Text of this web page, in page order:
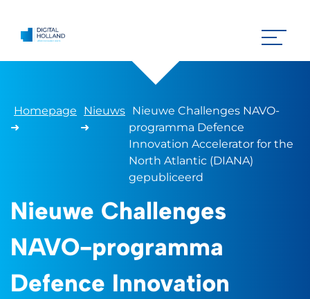
Homepage
➜
Nieuws
➜
Nieuwe Challenges NAVO-
programma Defence
Innovation Accelerator for the
North Atlantic (DIANA)
gepubliceerd
Nieuwe Challenges
NAVO-programma
Defence Innovation